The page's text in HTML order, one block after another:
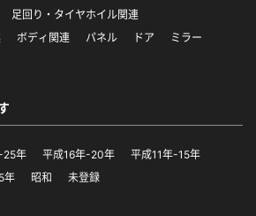
足回り・タイヤホイル関連
ボディ関連 パネル ドア
ミラー
25年 平成16年-20年
平成11年-15年
年 昭和 未登録